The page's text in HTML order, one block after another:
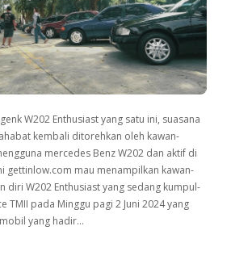
W202 Enthusiast yang satu ini, suasana
kembali ditorehkan oleh kawan-
mercedes Benz W202 dan aktif di
gettinlow.com mau menampilkan kawan-
diri W202 Enthusiast yang sedang kumpul-
TMII pada Minggu pagi 2 Juni 2024 yang
yang hadir…